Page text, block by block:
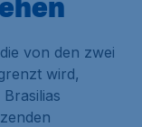
von den zwei
wird,